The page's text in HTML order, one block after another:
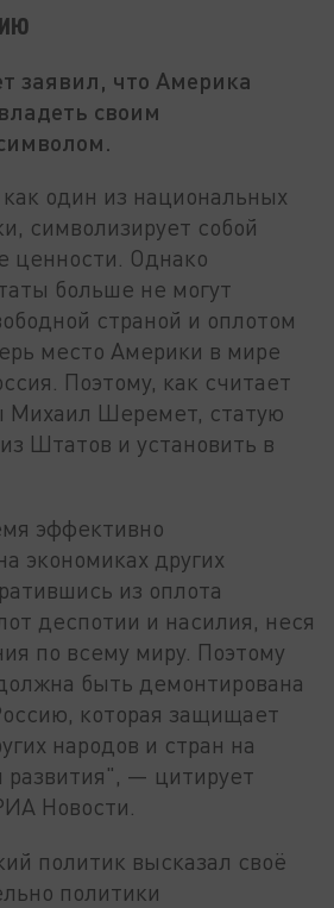
заявил, что Америка
своим
один из национальных
символизирует собой
ценности. Однако
больше не могут
страной и оплотом
место Америки в мире
Поэтому, как считает
Михаил Шеремет, статую
Штатов и установить в
эффективно
экономиках других
из оплота
деспотии и насилия, неся
по всему миру. Поэтому
быть демонтирована
которая защищает
народов и стран на
развития", — цитирует
Новости.
политик высказал своё
политики